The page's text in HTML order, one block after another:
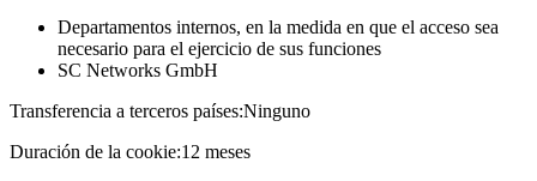
Departamentos internos, en la medida en que el acceso sea
necesario para el ejercicio de sus funciones
SC Networks GmbH
Transferencia a terceros países:Ninguno
Duración de la cookie:12 meses